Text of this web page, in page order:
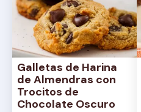
Galletas de Harina
de Almendras con
Trocitos de
Chocolate Oscuro